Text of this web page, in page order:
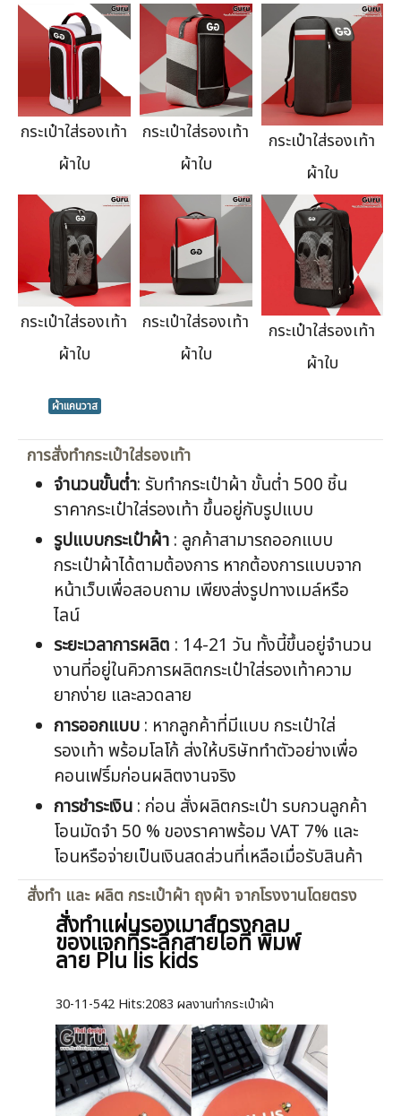
กระเป๋าใส่รองเท้า
ผ้าใบ
กระเป๋าใส่รองเท้า
ผ้าใบ
กระเป๋าใส่รองเท้า
ผ้าใบ
กระเป๋าใส่รองเท้า
ผ้าใบ
กระเป๋าใส่รองเท้า
ผ้าใบ
กระเป๋าใส่รองเท้า
ผ้าใบ
ผ้าแคนวาส
การสั่งทำกระเป๋าใส่รองเท้า
จำนวนขั้นต่ำ: รับทำกระเป๋าผ้า ขั้นต่ำ 500 ชิ้น
ราคากระเป๋าใส่รองเท้า ขึ้นอยู่กับรูปแบบ
รูปแบบกระเป๋าผ้า : ลูกค้าสามารถออกแบบ
กระเป๋าผ้าได้ตามต้องการ หากต้องการแบบจาก
หน้าเว็บเพื่อสอบถาม เพียงส่งรูปทางเมล์หรือ
ไลน์
ระยะเวลาการผลิต : 14-21 วัน ทั้งนี้ขึ้นอยู่จำนวน
งานที่อยู่ในคิวการผลิตกระเป๋าใส่รองเท้าความ
ยากง่าย และลวดลาย
การออกแบบ : หากลูกค้าที่มีแบบ กระเป๋าใส่
รองเท้า พร้อมโลโก้ ส่งให้บริษัททำตัวอย่างเพื่อ
คอนเฟริ์มก่อนผลิตงานจริง
การชำระเงิน : ก่อน สั่งผลิตกระเป๋า รบกวนลูกค้า
โอนมัดจำ 50 % ของราคาพร้อม VAT 7% และ
โอนหรือจ่ายเป็นเงินสดส่วนที่เหลือเมื่อรับสินค้า
สั่งทำ และ ผลิต กระเป๋าผ้า ถุงผ้า จากโรงงานโดยตรง
สั่งทำแผ่นรองเมาส์ทรงกลม
ของแจกที่ระลึกสายไอที พิมพ์
ลาย Plu lis kids
30-11-542 Hits:2083 ผลงานทำกระเป๋าผ้า